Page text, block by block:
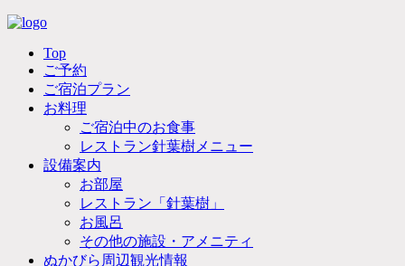
Top
ご予約
ご宿泊プラン
お料理
ご宿泊中のお食事
レストラン針葉樹メニュー
設備案内
お部屋
レストラン「針葉樹」
お風呂
その他の施設・アメニティ
ぬかびら周辺観光情報